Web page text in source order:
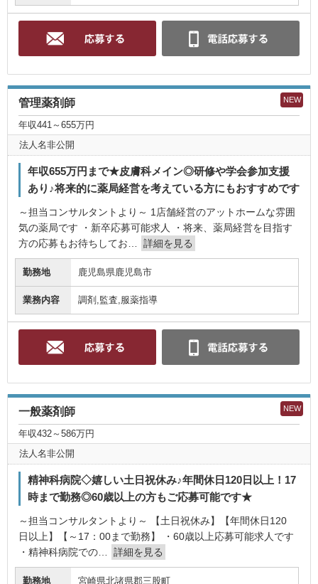
NEW
管理薬剤師
年収441～655万円
法人名非公開
年収655万円まで★皮膚科メイン◎研修や学会参加支援
あり♪将来的に薬局経営を考えている方にもおすすめです
～担当コンサルタントより～ 1店舗経営のアットホームな雰囲
気の薬局です ・新卒応募可能求人 ・将来、薬局経営を目指す
方の応募もお待ちしてお…
詳細を見る
勤務地 鹿児島県鹿児島市
業務内容 調剤,監査,服薬指導
NEW
一般薬剤師
年収432～586万円
法人名非公開
精神科病院◇嬉しい土日祝休み♪年間休日120日以上！17
時まで勤務◎60歳以上の方もご応募可能です★
～担当コンサルタントより～ 【土日祝休み】【年間休日120
日以上】【～17：00まで勤務】 ・60歳以上応募可能求人です
・精神科病院での…
詳細を見る
勤務地 宮崎県北諸県郡三股町